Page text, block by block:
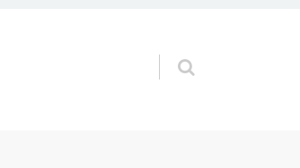
Pular para o conteúdo